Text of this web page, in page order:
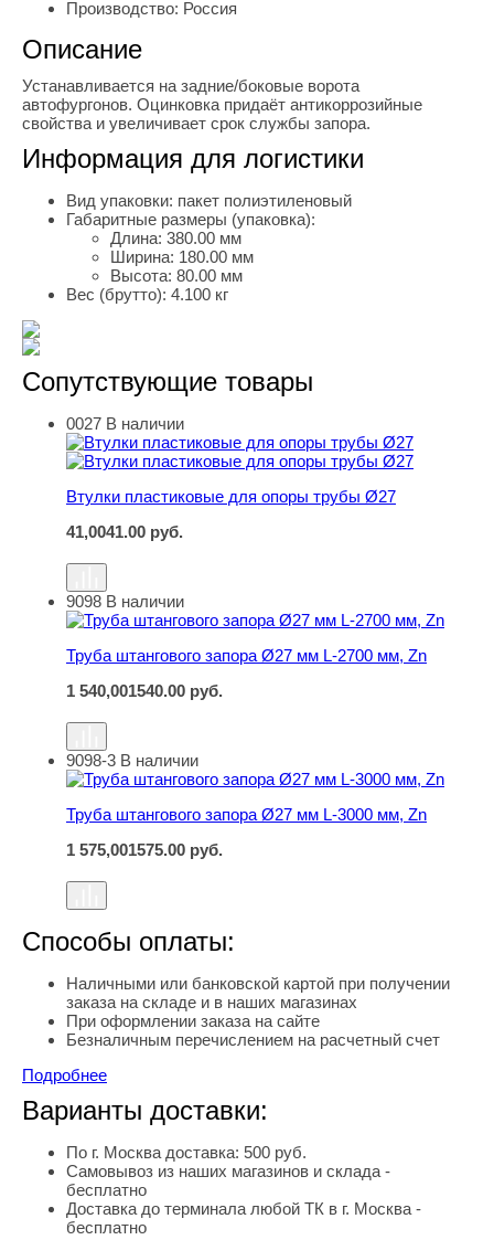
Производство: Россия
Описание
Устанавливается на задние/боковые ворота
автофургонов. Оцинковка придаёт антикоррозийные
свойства и увеличивает срок службы запора.
Информация для логистики
Вид упаковки: пакет полиэтиленовый
Габаритные размеры (упаковка):
Длина: 380.00 мм
Ширина: 180.00 мм
Высота: 80.00 мм
Вес (брутто): 4.100 кг
Сопутствующие товары
Втулки пластиковые для опоры трубы Ø27
0027 В наличии
Втулки пластиковые для опоры трубы Ø27
41,0041.00 руб.
Труба штангового запора Ø27 мм L-2700 мм, Zn
9098 В наличии
Труба штангового запора Ø27 мм L-2700 мм, Zn
1 540,001540.00 руб.
Труба штангового запора Ø27 мм L-3000 мм, Zn
9098-3 В наличии
Труба штангового запора Ø27 мм L-3000 мм, Zn
1 575,001575.00 руб.
Способы оплаты:
Наличными или банковской картой при получении
заказа на складе и в наших магазинах
При оформлении заказа на сайте
Безналичным перечислением на расчетный счет
Подробнее
Варианты доставки:
По г. Москва доставка: 500 руб.
Самовывоз из наших магазинов и склада -
бесплатно
Доставка до терминала любой ТК в г. Москва -
бесплатно